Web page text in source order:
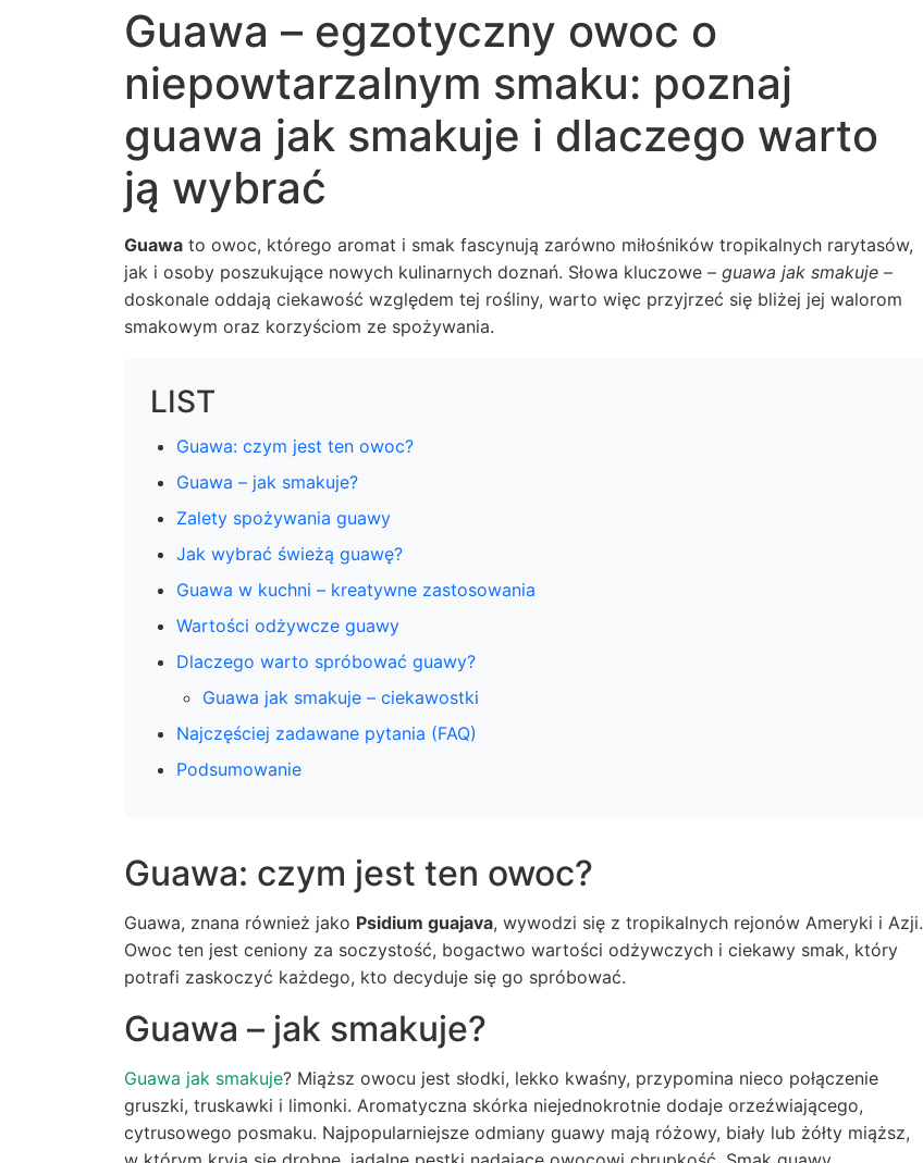
Guawa – egzotyczny owoc o
niepowtarzalnym smaku: poznaj
guawa jak smakuje i dlaczego warto
ją wybrać
Guawa to owoc, którego aromat i smak fascynują zarówno miłośników tropikalnych rarytasów,
jak i osoby poszukujące nowych kulinarnych doznań. Słowa kluczowe – guawa jak smakuje –
doskonale oddają ciekawość względem tej rośliny, warto więc przyjrzeć się bliżej jej walorom
smakowym oraz korzyściom ze spożywania.
LIST
Guawa: czym jest ten owoc?
Guawa – jak smakuje?
Zalety spożywania guawy
Jak wybrać świeżą guawę?
Guawa w kuchni – kreatywne zastosowania
Wartości odżywcze guawy
Dlaczego warto spróbować guawy?
Guawa jak smakuje – ciekawostki
Najczęściej zadawane pytania (FAQ)
Podsumowanie
Guawa: czym jest ten owoc?
Guawa, znana również jako Psidium guajava, wywodzi się z tropikalnych rejonów Ameryki i Azji.
Owoc ten jest ceniony za soczystość, bogactwo wartości odżywczych i ciekawy smak, który
potrafi zaskoczyć każdego, kto decyduje się go spróbować.
Guawa – jak smakuje?
Guawa jak smakuje? Miąższ owocu jest słodki, lekko kwaśny, przypomina nieco połączenie
gruszki, truskawki i limonki. Aromatyczna skórka niejednokrotnie dodaje orzeźwiającego,
cytrusowego posmaku. Najpopularniejsze odmiany guawy mają różowy, biały lub żółty miąższ,